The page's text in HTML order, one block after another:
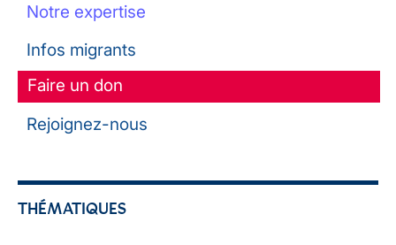
Notre expertise
Infos migrants
Faire un don
Rejoignez-nous
THÉMATIQUES